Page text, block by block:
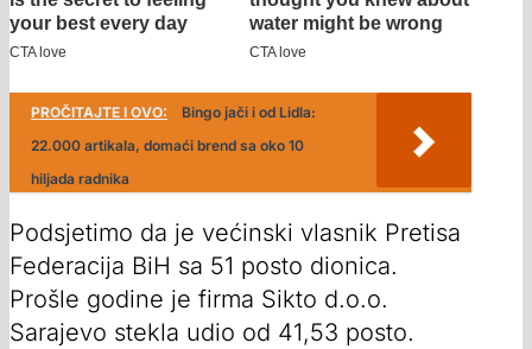
PROČITAJTE I OVO:
Bingo jači i od Lidla:
22.000 artikala, domaći brend sa oko 10
hiljada radnika
Podsjetimo da je većinski vlasnik Pretisa
Federacija BiH sa 51 posto dionica.
Prošle godine je firma Sikto d.o.o.
Sarajevo stekla udio od 41,53 posto.